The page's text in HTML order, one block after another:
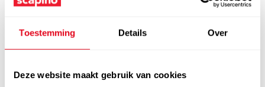
Toestemming Details Over
Deze website maakt gebruik van cookies